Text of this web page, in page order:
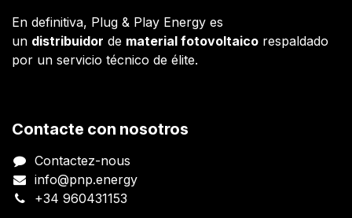
En definitiva, Plug & Play Energy es
un distribuidor de material fotovoltaico respaldado
por un servicio técnico de élite.
Contacte con nosotros
Contactez-nous
info@pnp.energy
+34 960431153